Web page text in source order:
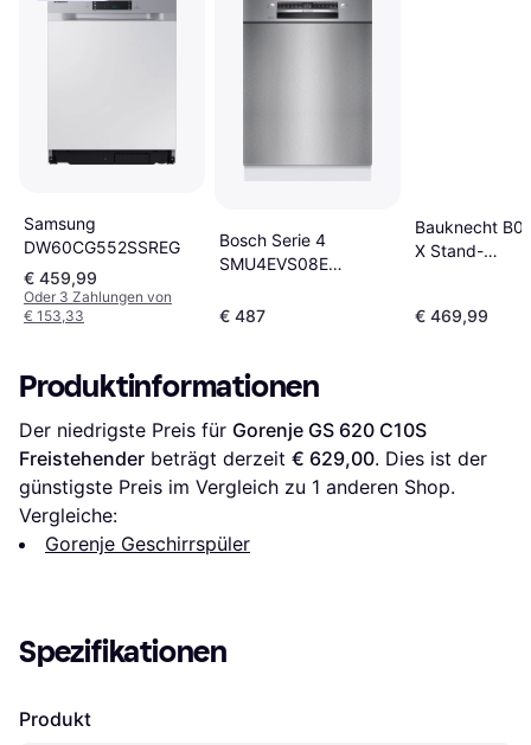
Samsung
DW60CG552SSREG
€ 459,99
Oder 3 Zahlungen von
€ 153,33
Bosch Serie 4
SMU4EVS08E
€ 487
Bauknecht
X Stand-
€ 469,99
Produktinformationen
Der niedrigste Preis für Gorenje GS 620 C10S
Freistehender beträgt derzeit € 629,00. Dies ist der
günstigste Preis im Vergleich zu 1 anderen Shop.
Vergleiche:
Gorenje Geschirrspüler
Spezifikationen
Produkt